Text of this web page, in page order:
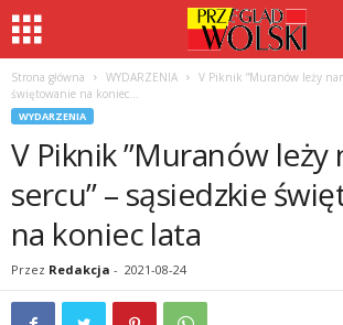
Strona główna WYDARZENIA
V Piknik ”Muranów leży
świętowanie na koniec...
WYDARZENIA
V Piknik ”Muranów leży
sercu” – sąsiedzkie
na koniec lata
Przez Redakcja - 2021-08-24